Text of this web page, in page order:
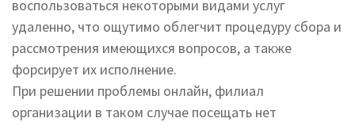
воспользоваться некоторыми видами услуг
удаленно, что ощутимо облегчит процедуру сбора и
рассмотрения имеющихся вопросов, а также
форсирует их исполнение.
При решении проблемы онлайн, филиал
организации в таком случае посещать нет